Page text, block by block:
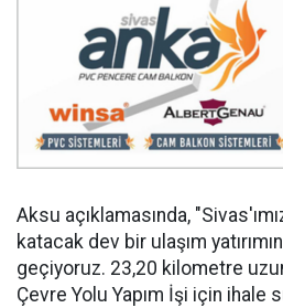
Aksu açıklamasında,
katacak dev bir ulaşım
geçiyoruz. 23,20 kilometre
Çevre Yolu Yapım İşi için ihale